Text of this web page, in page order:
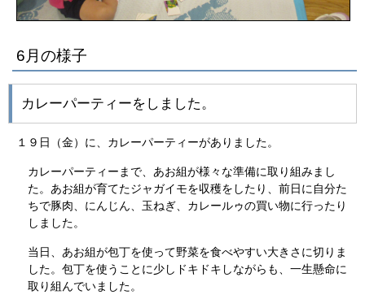
6月の様子
カレーパーティーをしました。
１９日（金）に、カレーパーティーがありました。
カレーパーティーまで、あお組が様々な準備に取り組みまし
た。あお組が育てたジャガイモを収穫をしたり、前日に自分た
ちで豚肉、にんじん、玉ねぎ、カレールゥの買い物に行ったり
しました。
当日、あお組が包丁を使って野菜を食べやすい大きさに切りま
した。包丁を使うことに少しドキドキしながらも、一生懸命に
取り組んでいました。